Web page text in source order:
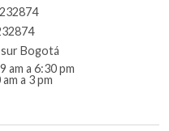
Bogotá
am a 6:30 pm
a 3 pm